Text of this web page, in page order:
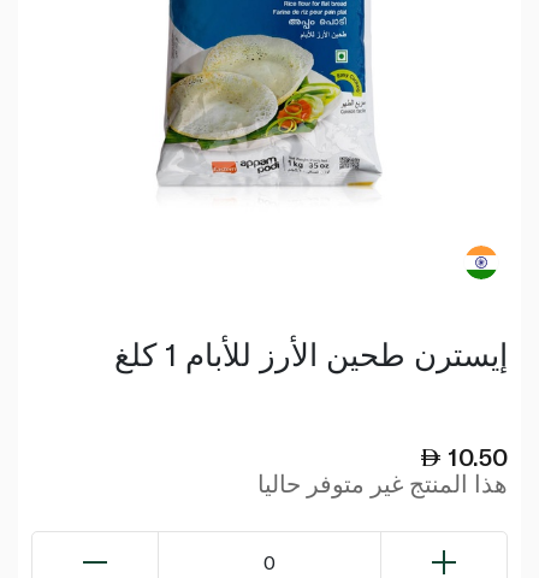
إيسترن طحين الأرز للأبام 1 كلغ
10.50
هذا المنتج غير متوفر حاليا
0